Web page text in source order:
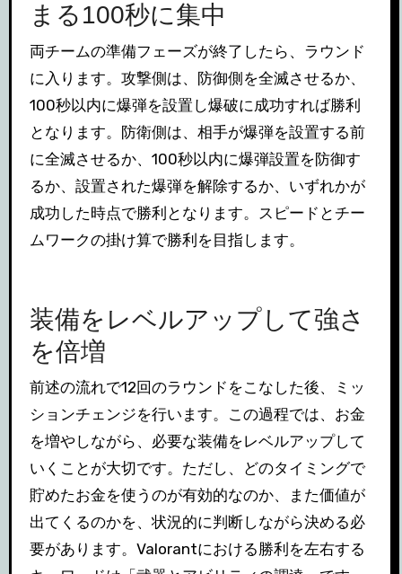
まる100秒に集中
両チームの準備フェーズが終了したら、ラウンド
に入ります。攻撃側は、防御側を全滅させるか、
100秒以内に爆弾を設置し爆破に成功すれば勝利
となります。防衛側は、相手が爆弾を設置する前
に全滅させるか、100秒以内に爆弾設置を防御す
るか、設置された爆弾を解除するか、いずれかが
成功した時点で勝利となります。スピードとチー
ムワークの掛け算で勝利を目指します。
装備をレベルアップして強さ
を倍増
前述の流れで12回のラウンドをこなした後、ミッ
ションチェンジを行います。この過程では、お金
を増やしながら、必要な装備をレベルアップして
いくことが大切です。ただし、どのタイミングで
貯めたお金を使うのが有効的なのか、また価値が
出てくるのかを、状況的に判断しながら決める必
要があります。Valorantにおける勝利を左右する